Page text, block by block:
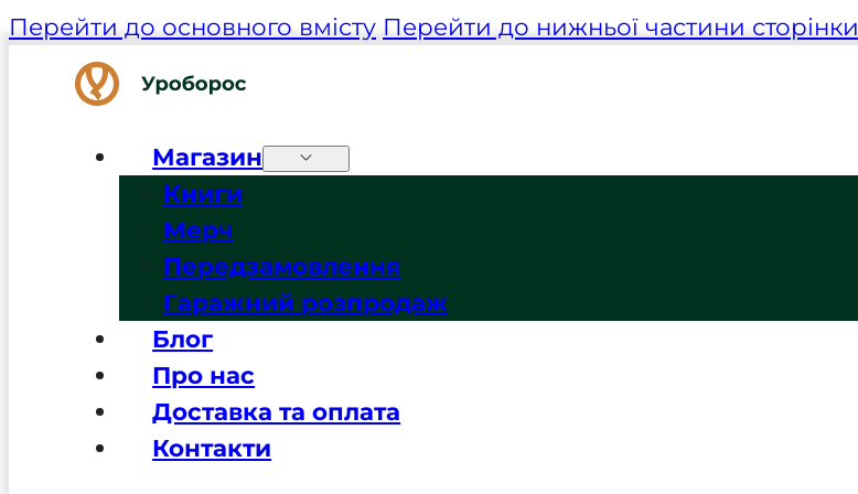
Перейти до основного вмісту Перейти до нижньої частини сторінки
Магазин
Книги
Мерч
Передзамовлення
Гаражний розпродаж
Блог
Про нас
Доставка та оплата
Контакти